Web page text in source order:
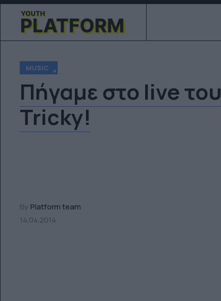
MUSIC
Πήγαμε στο live του
Tricky!
By Platform team
14.04.2014